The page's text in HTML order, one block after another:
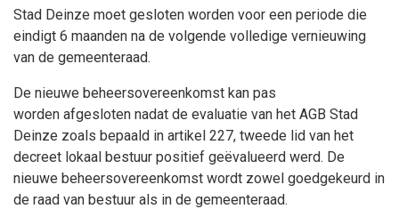
Stad Deinze moet gesloten worden voor een periode die
eindigt 6 maanden na de volgende volledige vernieuwing
van de gemeenteraad.
De nieuwe beheersovereenkomst kan pas
worden afgesloten nadat de evaluatie van het AGB Stad
Deinze zoals bepaald in artikel 227, tweede lid van het
decreet lokaal bestuur positief geëvalueerd werd. De
nieuwe beheersovereenkomst wordt zowel goedgekeurd in
de raad van bestuur als in de gemeenteraad.